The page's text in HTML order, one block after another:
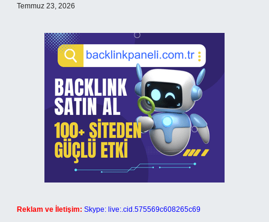
Temmuz 23, 2026
Reklam ve İletişim: Skype: live:.cid.575569c608265c69